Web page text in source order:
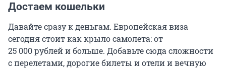
Достаем кошельки
Давайте сразу к деньгам. Европейская виза
сегодня стоит как крыло самолета: от
25 000 рублейи больше. Добавьте сюда сложности
с перелетами, дорогие билеты и отели и вечную